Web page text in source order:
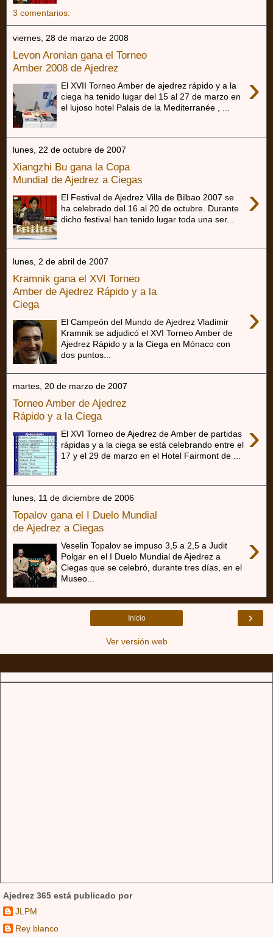
3 comentarios:
viernes, 28 de marzo de 2008
Levon Aronian gana el Torneo
Amber 2008 de Ajedrez
›
El XVII Torneo Amber de ajedrez rápido y a la
ciega ha tenido lugar del 15 al 27 de marzo en
el lujoso hotel Palais de la Mediterranée , ...
lunes, 22 de octubre de 2007
Xiangzhi Bu gana la Copa
Mundial de Ajedrez a Ciegas
›
El Festival de Ajedrez Villa de Bilbao 2007 se
ha celebrado del 16 al 20 de octubre. Durante
dicho festival han tenido lugar toda una ser...
lunes, 2 de abril de 2007
Kramnik gana el XVI Torneo
Amber de Ajedrez Rápido y a la
Ciega
›
El Campeón del Mundo de Ajedrez Vladimir
Kramnik se adjudicó el XVI Torneo Amber de
Ajedrez Rápido y a la Ciega en Mónaco con
dos puntos...
martes, 20 de marzo de 2007
Torneo Amber de Ajedrez
Rápido y a la Ciega
›
El XVI Torneo de Ajedrez de Amber de partidas
rápidas y a la ciega se está celebrando entre el
17 y el 29 de marzo en el Hotel Fairmont de ...
lunes, 11 de diciembre de 2006
Topalov gana el I Duelo Mundial
de Ajedrez a Ciegas
›
Veselin Topalov se impuso 3,5 a 2,5 a Judit
Polgar en el I Duelo Mundial de Ajedrez a
Ciegas que se celebró, durante tres días, en el
Museo...
›
Inicio
Ver versión web
Ajedrez 365 está publicado por
JLPM
Rey blanco